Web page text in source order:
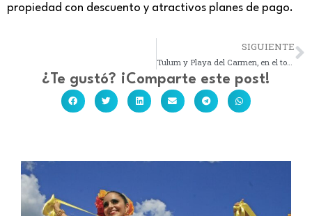
propiedad con descuento y atractivos planes de pago.
SIGUIENTE
Tulum y Playa del Carmen, en el top 5 de ciudades para invertir en bienes raíces
¿Te gustó? ¡Comparte este post!